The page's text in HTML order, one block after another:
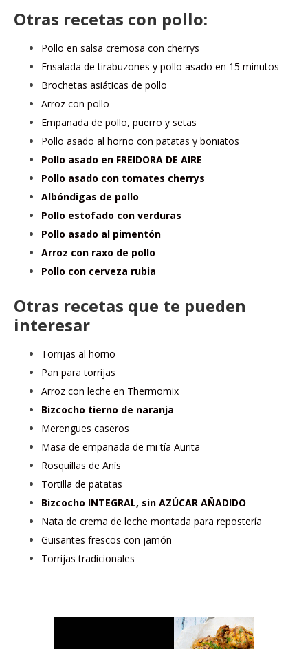
Otras recetas con pollo:
Pollo en salsa cremosa con cherrys
Ensalada de tirabuzones y pollo asado en 15 minutos
Brochetas asiáticas de pollo
Arroz con pollo
Empanada de pollo, puerro y setas
Pollo asado al horno con patatas y boniatos
Pollo asado en FREIDORA DE AIRE
Pollo asado con tomates cherrys
Albóndigas de pollo
Pollo estofado con verduras
Pollo asado al pimentón
Arroz con raxo de pollo
Pollo con cerveza rubia
Otras recetas que te pueden
interesar
Torrijas al horno
Pan para torrijas
Arroz con leche en Thermomix
Bizcocho tierno de naranja
Merengues caseros
Masa de empanada de mi tía Aurita
Rosquillas de Anís
Tortilla de patatas
Bizcocho INTEGRAL, sin AZÚCAR AÑADIDO
Nata de crema de leche montada para repostería
Guisantes frescos con jamón
Torrijas tradicionales